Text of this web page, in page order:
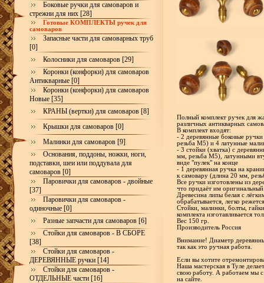
Боковые ручки для самоваров и
стрежни для них [28]
Готовые КОМПЛЕКТЫ ручек для
самоваров
Запасные части для самоварных труб
[0]
Колосники для самоваров [29]
Коронки (конфорки) для самоваров
Антикварные [0]
Коронки (конфорки) для самоваров
Новые [35]
КРАНЫ (вертки) для самоваров [8]
Крышки для самоваров [0]
Малинки для самоваров [9]
Основания, поддоны, ножки, ноги,
подставки, шеи или поддувала для
самоваров [0]
Паровички для самоваров - двойные
[37]
Паровички для самоваров -
одиночные [0]
Разные запчасти для самоваров [6]
Стойки для самоваров - В СБОРЕ
[38]
Стойки для самоваров -
ДЕРЕВЯННЫЕ ручки [14]
Стойки для самоваров -
ОТДЕЛЬНЫЕ части [16]
Полный комплект ручек для
различных антикварных
В комплект входят:
- 2 деревянные боковые
резьба М5) и 4 латунные
- 3 стойки (хватка) с
мм, резьба М5), латунными
виде "пулек" на конце
- 1 деревянная ручка на
к самовару (длина 20 мм,
Все ручки изготовлены из
что придаёт им
Древесина липы белая с
обрабатывается, легко
Стойки, малинки, болты,
комплекта изготавливается
Вес 150 гр.
Производитель Россия
Внимание! Диаметр
так как это ручная работа.
Если вы хотите
Наша мастерская в Туле
свою работу. А работаем мы
на сайте.